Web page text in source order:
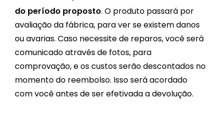
do período proposto. O produto passará por
avaliação da fábrica, para ver se existem danos
ou avarias. Caso necessite de reparos, você será
comunicado através de fotos, para
comprovação, e os custos serão descontados no
momento do reembolso. Isso será acordado
com você antes de ser efetivada a devolução.